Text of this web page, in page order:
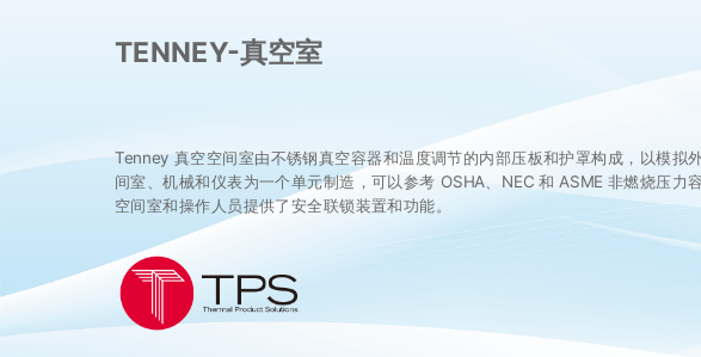
Tenney 真空空间室由不锈钢真空容器和温度调节的内部压板和护罩构成，以模拟
间室、机械和仪表为一个单元制造，可以参考 OSHA、NEC 和 ASME 非燃烧压力
空间室和操作人员提供了安全联锁装置和功能。
TENNEY-真空室